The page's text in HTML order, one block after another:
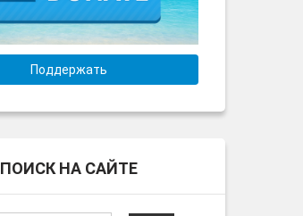
Поддержать
ПОИСК НА САЙТЕ